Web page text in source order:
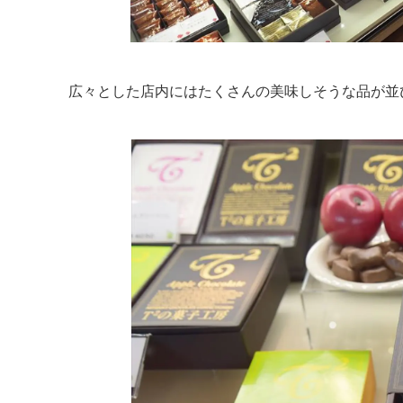
広々とした店内にはたくさんの美味しそうな品が